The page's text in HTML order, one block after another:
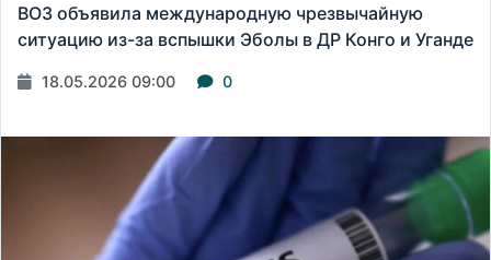
ВОЗ объявила международную чрезвычайную
ситуацию из-за вспышки Эболы в ДР Конго и Уганде
18.05.2026 09:00 0